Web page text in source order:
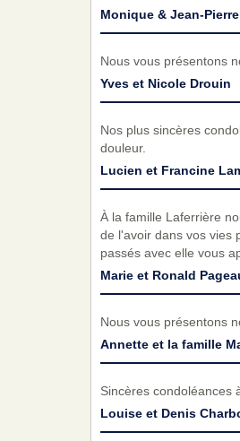
Monique & Jean-
Nous vous présentons
Yves et Nicole Drouin
Nos plus sincères
douleur.
Lucien et Francine
À la famille Laferrière
de l'avoir dans vos vies
passés avec elle vous
Marie et Ronald
Nous vous présentons
Annette et la famille
Sincères condoléances
Louise et Denis